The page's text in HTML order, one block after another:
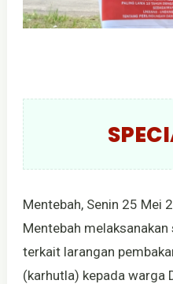
Mentebah, Senin 25 Mei
Mentebah
terkait larangan
(karhutla) kepada warga